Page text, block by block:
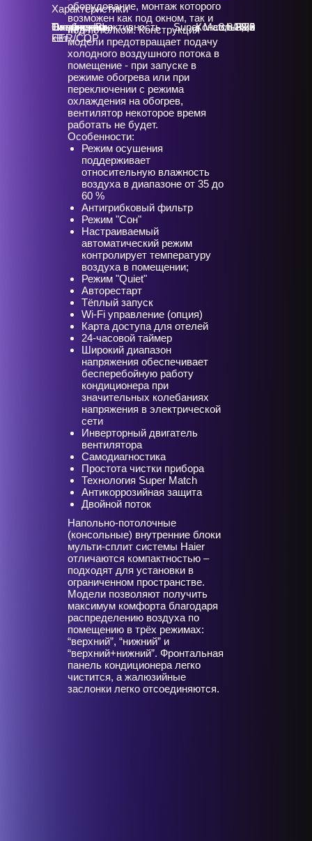
2,5
Охлаждение,
кВт
Характеристики
оборудование, монтаж которого
возможен как под окном, так и
под потолком. Конструкция
модели предотвращает подачу
холодного воздушного потока в
помещение - при запуске в
режиме обогрева или при
переключении с режима
охлаждения на обогрев,
вентилятор некоторое время
работать не будет.
Особенности:
Режим осушения
поддерживает
относительную влажность
воздуха в диапазоне от 35 до
60 %
Антигрибковый фильтр
Режим "Сон"
Настраиваемый
автоматический режим
контролирует температуру
воздуха в помещении;
Режим "Quiet"
Авторестарт
Тёплый запуск
Wi-Fi управление (опция)
Карта доступа для отелей
24-часовой таймер
Широкий диапазон
напряжения обеспечивает
бесперебойную работу
кондиционера при
значительных колебаниях
напряжения в электрической
сети
Инверторный двигатель
вентилятора
Самодиагностика
Простота чистки прибора
Технология Super Match
Антикоррозийная защита
Двойной поток
Напольно-потолочные
(консольные) внутренние блоки
мульти-сплит системы Haier
отличаются компактностью –
подходят для установки в
ограниченном пространстве.
Модели позволяют получить
максимум комфорта благодаря
распределению воздуха по
помещению в трёх режимах:
“верхний”, “нижний” и
“верхний+нижний”. Фронтальная
панель кондиционера легко
чистится, а жалюзийные
заслонки легко отсоединяются.
Нагрев, кВт 3,0
Тип фреона R32
Тип системы Super Match Plus
Тип блока Консольный
Энергоэффективность
EER/COP
3,8/3,73